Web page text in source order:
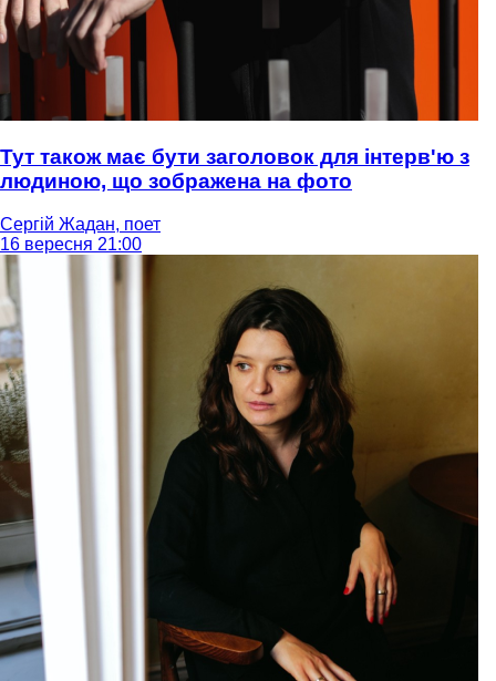
Тут також має бути заголовок для інтерв'ю з
людиною, що зображена на фото
Сергій Жадан, поет
16 вересня 21:00